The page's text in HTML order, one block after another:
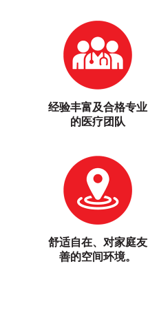
经验丰富及合格专业
的医疗团队
舒适自在、对家庭友
善的空间环境。